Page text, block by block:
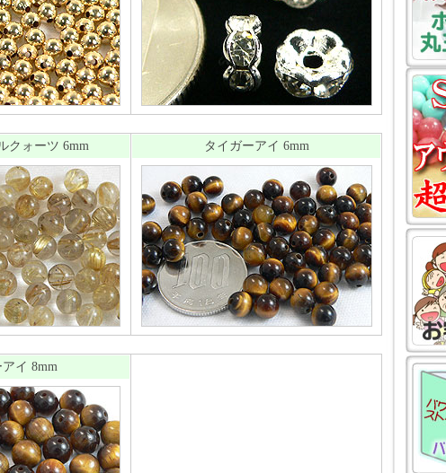
クォーツ 6mm タイガーアイ 6mm
イ 8mm